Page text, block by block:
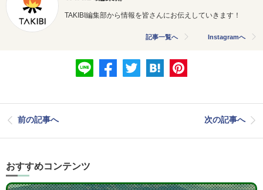
TAKIBI編集部から情報を皆さんにお伝えしていきます！
記事一覧へ Instagramへ
前の記事へ 次の記事へ
おすすめコンテンツ